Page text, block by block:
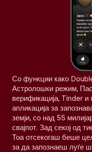
Со функции како
Астролошки режим,
верификација, Tinder и
апликација за
земји, со над 55
свајпот. Зад секој од
Тоа отсекогаш беше
за да запознаеш луѓе